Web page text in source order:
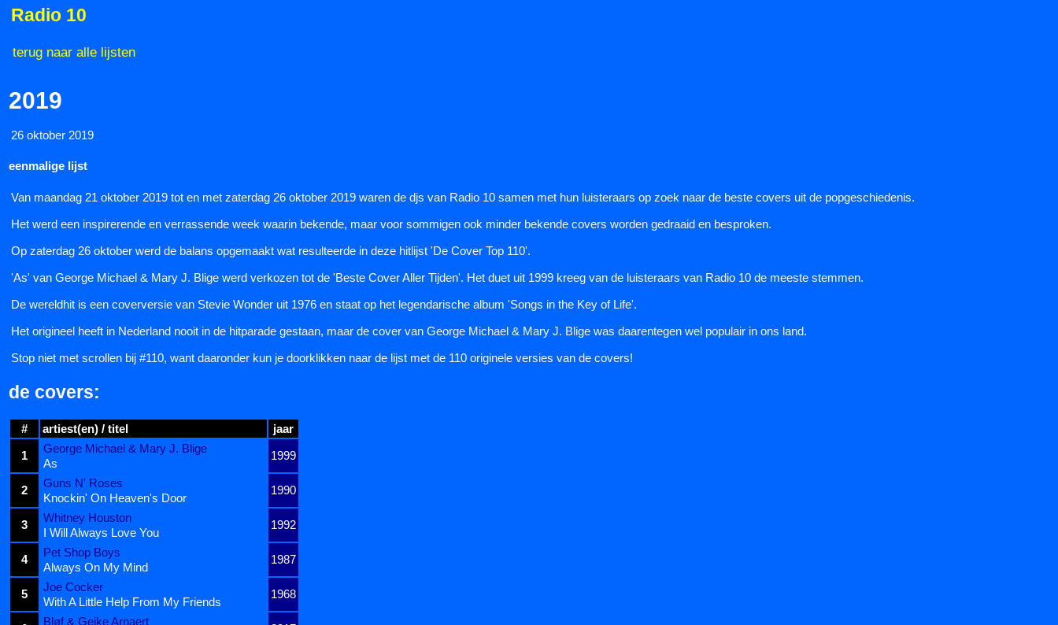
Radio 10
terug naar alle lijsten
2019
26 oktober 2019
eenmalige lijst
Van maandag 21 oktober 2019 tot en met zaterdag 26 oktober 2019 waren de djs van Radio 10 samen met hun luisteraars op zoek naar de beste covers uit de popgeschiedenis.
Het werd een inspirerende en verrassende week waarin bekende, maar voor sommigen ook minder bekende covers worden gedraaid en besproken.
Op zaterdag 26 oktober werd de balans opgemaakt wat resulteerde in deze hitlijst 'De Cover Top 110'.
'As' van George Michael & Mary J. Blige werd verkozen tot de 'Beste Cover Aller Tijden'. Het duet uit 1999 kreeg van de luisteraars van Radio 10 de meeste stemmen.
De wereldhit is een coverversie van Stevie Wonder uit 1976 en staat op het legendarische album 'Songs in the Key of Life'.
Het origineel heeft in Nederland nooit in de hitparade gestaan, maar de cover van George Michael & Mary J. Blige was daarentegen wel populair in ons land.
Stop niet met scrollen bij #110, want daaronder kun je doorklikken naar de lijst met de 110 originele versies van de covers!
de covers:
# artiest(en) / titel
jaar
1
George Michael & Mary J. Blige
1999
As
2
Guns N' Roses
1990
Knockin' On Heaven's Door
3
Whitney Houston
1992
I Will Always Love You
4
Pet Shop Boys
1987
Always On My Mind
5
Joe Cocker
1968
With A Little Help From My Friends
Bløf & Geike Arnaert